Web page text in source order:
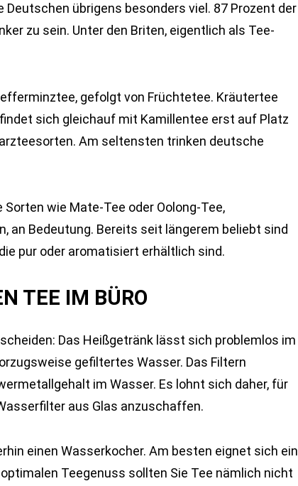
übrigens besonders viel. 87 Prozent der
zu sein. Unter den Briten, eigentlich als Tee-
gefolgt von Früchtetee. Kräutertee
sich gleichauf mit Kamillentee erst auf Platz
Am seltensten trinken deutsche
wie Mate-Tee oder Oolong-Tee,
an Bedeutung. Bereits seit längerem beliebt sind
pur oder aromatisiert erhältlich sind.
TEE IM BÜRO
Das Heißgetränk lässt sich problemlos im
gefiltertes Wasser. Das Filtern
im Wasser. Es lohnt sich daher, für
aus Glas anzuschaffen.
einen Wasserkocher. Am besten eignet sich ein
Teegenuss sollten Sie Tee nämlich nicht